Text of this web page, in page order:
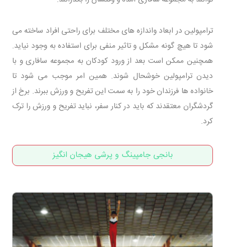
ترامپولین در ابعاد واندازه های مختلف برای راحتی افراد ساخته می
شود تا هیچ گونه مشکل و تاثیر منفی برای استفاده به وجود نیاید.
همچنین ممکن است بعد از ورود کودکان به مجموعه سافاری و با
دیدن ترامپولین خوشحال شوند. همین امر موجب می شود تا
خانواده ها فرزندان خود را به سمت این تفریح و ورزش ببرند. برخ از
گردشگران معتقدند که باید در کنار سفر، نباید تفریح و ورزش را ترک
کرد.
بانجی جامپینگ و پرشی هیجان انگیز